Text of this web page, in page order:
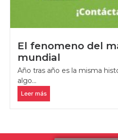
El fenomeno del
mundial
Año tras año es la misma
algo...
Leer más